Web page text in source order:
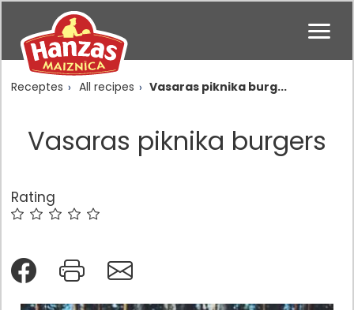
Receptes All recipes Vasaras piknika burg...
Vasaras piknika burgers
Rating